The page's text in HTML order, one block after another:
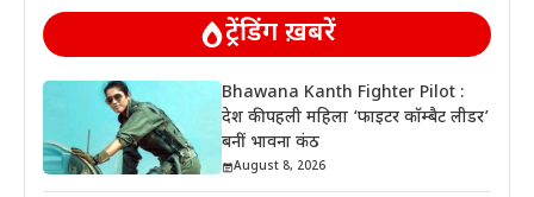
ट्रेंडिंग ख़बरें
Bhawana Kanth Fighter Pilot :
देश की पहली महिला ‘फाइटर कॉम्बैट लीडर’
बनीं भावना कंठ
August 8, 2026